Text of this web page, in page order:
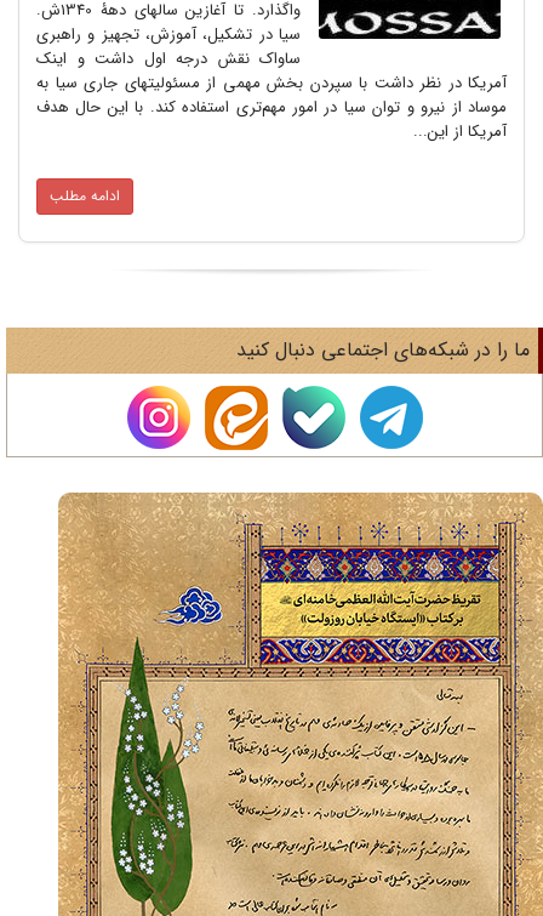
واگذارد. تا آغازین سالهای دهۀ 1340ش.
سیا در تشکیل، آموزش، تجهیز و راهبری
ساواک نقش درجه اول داشت و اینک
آمریکا در نظر داشت با سپردن بخش مهمی از مسئولیتهای جاری سیا به
موساد از نیرو و توان سیا در امور مهم‌تری استفاده کند. با این حال هدف
آمریکا از این...
ادامه مطلب
را در شبکه‌های اجتماعی دنبال کنید